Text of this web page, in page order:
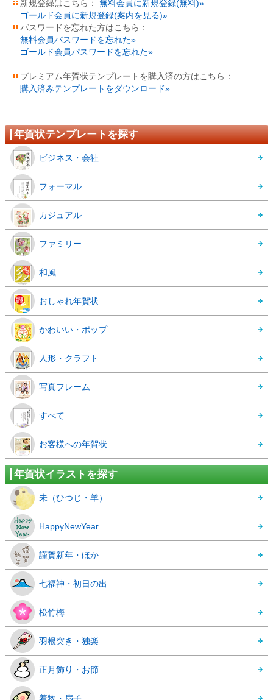
新規登録はこちら：無料会員に新規登録(無料)»
ゴールド会員に新規登録(案内を見る)»
パスワードを忘れた方はこちら：
無料会員パスワードを忘れた»
ゴールド会員パスワードを忘れた»
プレミアム年賀状テンプレートを購入済の方はこちら：
購入済みテンプレートをダウンロード»
年賀状テンプレートを探す
ビジネス・会社
フォーマル
カジュアル
ファミリー
和風
おしゃれ年賀状
かわいい・ポップ
人形・クラフト
写真フレーム
すべて
お客様への年賀状
年賀状イラストを探す
未（ひつじ・羊）
HappyNewYear
謹賀新年・ほか
七福神・初日の出
松竹梅
羽根突き・独楽
正月飾り・お節
着物・扇子